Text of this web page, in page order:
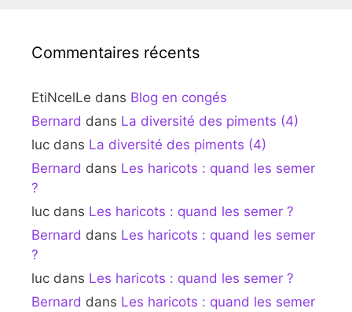
Commentaires récents
EtiNcelLe dans Blog en congés
Bernard dans La diversité des piments (4)
luc dans La diversité des piments (4)
Bernard dans Les haricots : quand les semer
?
luc dans Les haricots : quand les semer ?
Bernard dans Les haricots : quand les semer
?
luc dans Les haricots : quand les semer ?
Bernard dans Les haricots : quand les semer